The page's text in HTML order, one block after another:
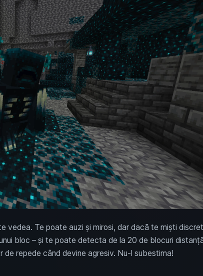
vedea. Te poate auzi și mirosi, dar dacă te miști
bloc – și te poate detecta de la 20 de blocuri
de repede când devine agresiv. Nu-l subestima!